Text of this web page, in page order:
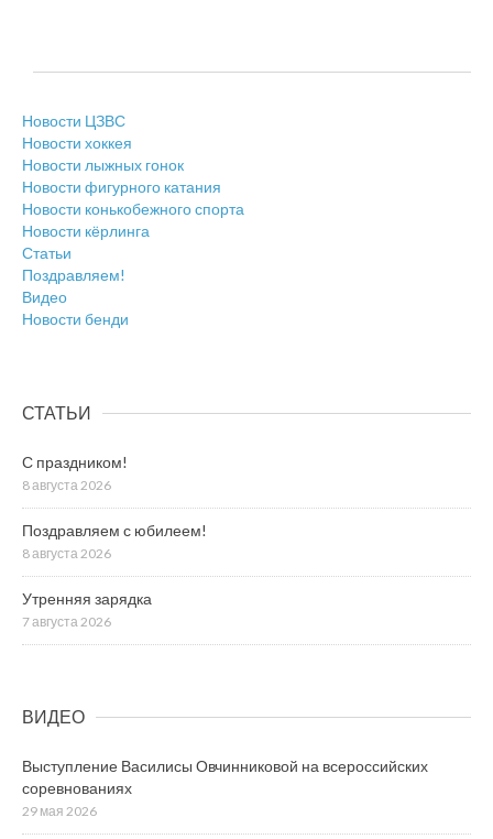
Новости ЦЗВС
Новости хоккея
Новости лыжных гонок
Новости фигурного катания
Новости конькобежного спорта
Новости кёрлинга
Статьи
Поздравляем!
Видео
Новости бенди
СТАТЬИ
С праздником!
8 августа 2026
Поздравляем с юбилеем!
8 августа 2026
Утренняя зарядка
7 августа 2026
ВИДЕО
Выступление Василисы Овчинниковой на всероссийских
соревнованиях
29 мая 2026